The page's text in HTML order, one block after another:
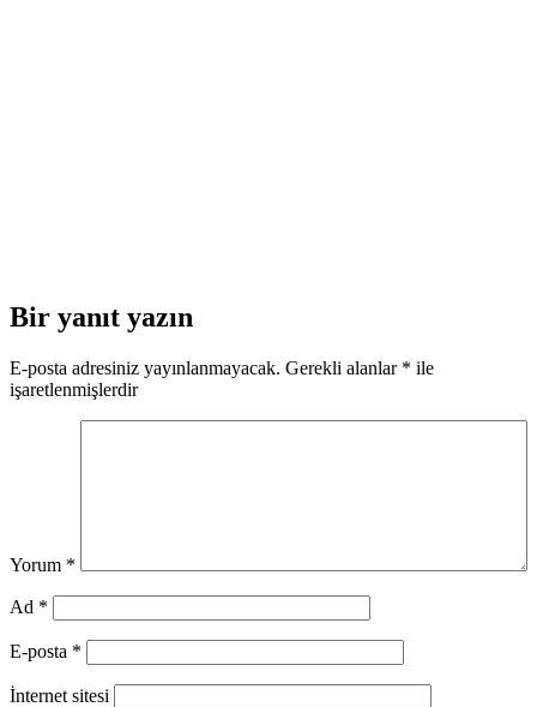
Bir yanıt yazın
E-posta adresiniz yayınlanmayacak. Gerekli alanlar * ile
işaretlenmişlerdir
Yorum *
Ad *
E-posta *
İnternet sitesi